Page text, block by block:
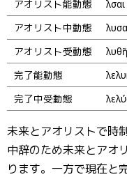
アオリスト能動態
λῦσαι
アオリスト中動態
アオリスト受動態
完了能動態
完了中受動態
未来とアオリストで時
中辞のため未来とアオ
ります。一方で現在と